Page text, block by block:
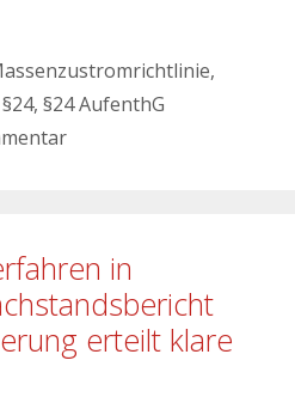
,
§24, §24 AufenthG
in
erteilt klare